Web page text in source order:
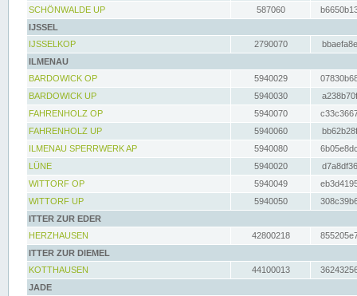
SCHÖNWALDE UP
587060
IJSSEL
IJSSELKOP
2790070
ILMENAU
BARDOWICK OP
5940029
BARDOWICK UP
5940030
FAHRENHOLZ OP
5940070
FAHRENHOLZ UP
5940060
ILMENAU SPERRWERK AP
5940080
LÜNE
5940020
WITTORF OP
5940049
WITTORF UP
5940050
ITTER ZUR EDER
HERZHAUSEN
42800218
ITTER ZUR DIEMEL
KOTTHAUSEN
44100013
JADE